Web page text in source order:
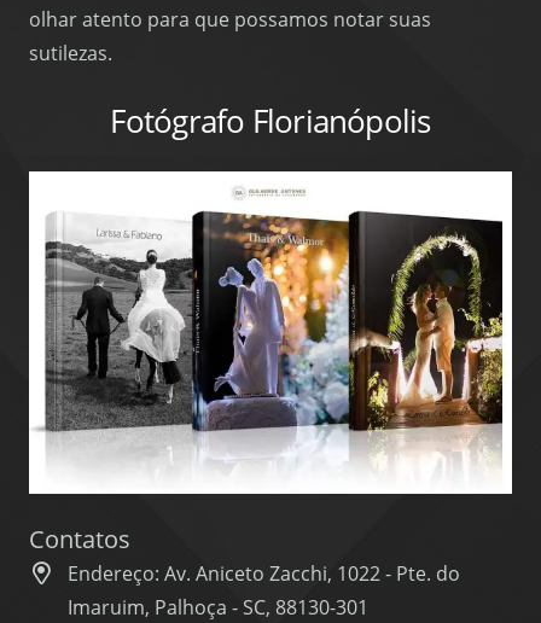
olhar atento para que possamos notar suas
sutilezas.
Fotógrafo Florianópolis
Contatos
Endereço: Av. Aniceto Zacchi, 1022 - Pte. do
Imaruim, Palhoça - SC, 88130-301